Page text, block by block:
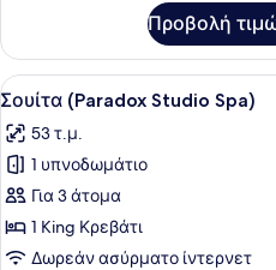
(Queen
Heritage)
Προβολή
Προβολή
όλων
των
φωτογραφιών
για
Σουίτα
(Paradox
5
Σουίτα (Paradox Studio Spa)
53 τ.μ.
1 υπνοδωμάτιο
Για 3 άτομα
1 King Κρεβάτι
Δωρεάν ασύρματο ίντερνετ